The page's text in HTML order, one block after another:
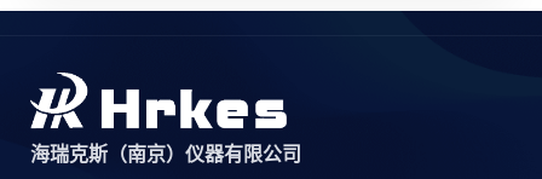
海瑞克斯（南京）仪器有限公司